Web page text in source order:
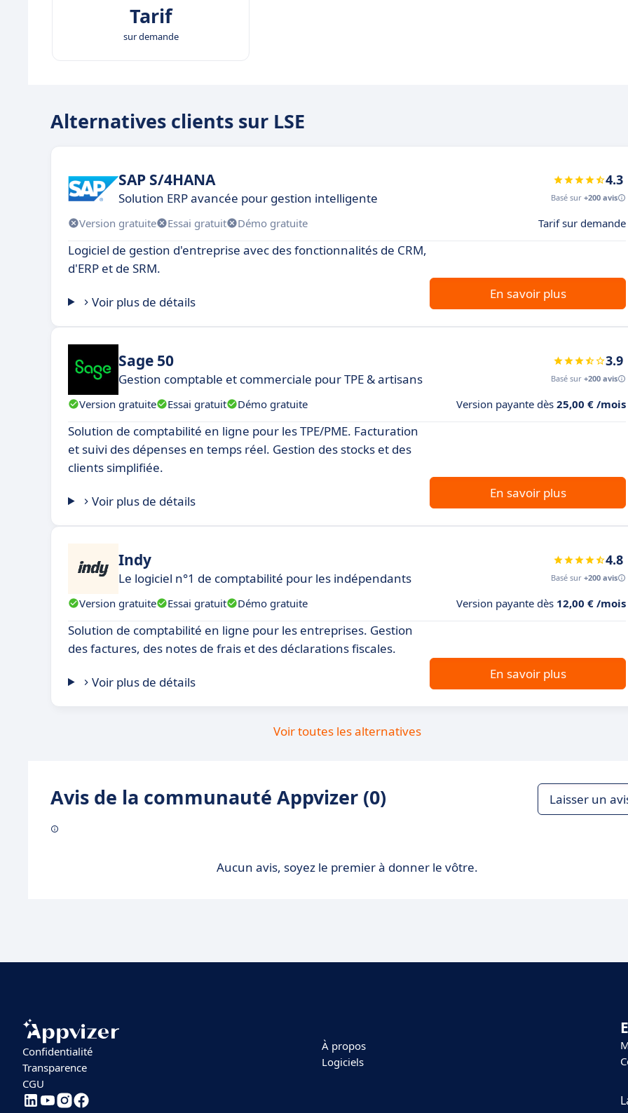
Tarif
sur demande
Alternatives clients sur LSE
SAP S/4HANA
Solution ERP avancée pour gestion intelligente
4.3
Basé sur +200 avis
Version gratuite Essai gratuit Démo gratuite Tarif sur demande
Logiciel de gestion d'entreprise avec des fonctionnalités de CRM,
d'ERP et de SRM.
Voir plus de détails
En savoir plus
Sage 50
Gestion comptable et commerciale pour TPE & artisans
3.9
Basé sur +200 avis
Version gratuite Essai gratuit Démo gratuite Version payante dès 25,00 € /mois
Solution de comptabilité en ligne pour les TPE/PME. Facturation
et suivi des dépenses en temps réel. Gestion des stocks et des
clients simplifiée.
Voir plus de détails
En savoir plus
Indy
Le logiciel n°1 de comptabilité pour les indépendants
4.8
Basé sur +200 avis
Version gratuite Essai gratuit Démo gratuite Version payante dès 12,00 € /mois
Solution de comptabilité en ligne pour les entreprises. Gestion
des factures, des notes de frais et des déclarations fiscales.
Voir plus de détails
En savoir plus
Voir toutes les alternatives
Avis de la communauté Appvizer (0) Laisser un
Aucun avis, soyez le premier à donner le vôtre.
Confidentialité
Transparence
CGU
À propos
Logiciels